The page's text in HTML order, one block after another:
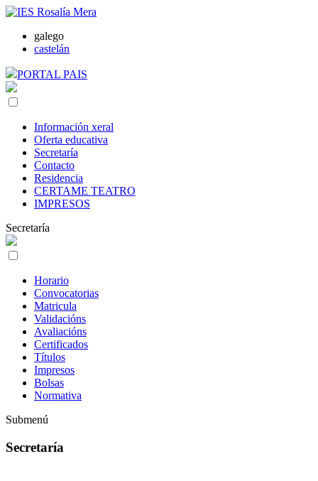
galego
castelán
PORTAL PAIS
Información xeral
Oferta educativa
Secretaría
Contacto
Residencia
CERTAME TEATRO
IMPRESOS
Secretaría
Horario
Convocatorias
Matricula
Validacións
Avaliacións
Certificados
Títulos
Impresos
Bolsas
Normativa
Submenú
Secretaría